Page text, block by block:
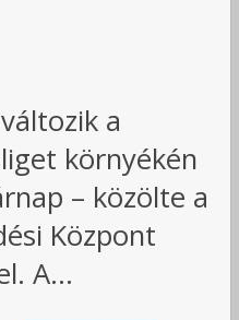
a
környékén
– közölte a
Központ
A...